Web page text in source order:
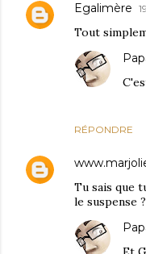
Egalimère
Tout
RÉPONDRE
Tu sais que
le suspense ?